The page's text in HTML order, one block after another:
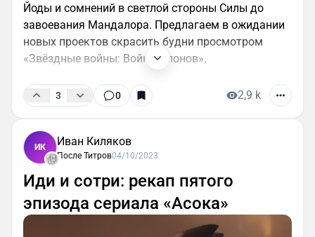
Йоды и сомнений в светлой стороны Силы до
завоевания Мандалора. Предлагаем в ожидании
новых проектов скрасить будни просмотром
«Звёздные войны: Войны клонов».
3 0 2,9 k
ИК Иван Киляков
После Титров04/10/2023
Иди и сотри: рекап пятого
эпизода сериала «Асока»